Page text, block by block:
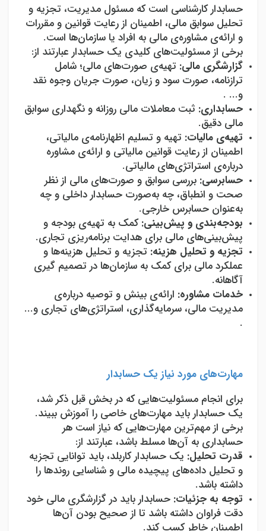
حسابدار کارشناسی است که مسئول مدیریت، تجزیه و
تحلیل سوابق مالی، اطمینان از رعایت قوانین و مقررات
و ارائه‌ی مشاوره‌ی مالی به افراد یا سازمان‌ها است.
برخی از مسئولیت‌های کلیدی یک حسابدار عبارتند از:
گزارشگری مالی: تهیهی صورت‌های مالی؛ شامل
ترازنامه، صورت سود و زیان، صورت جریان وجوه نقد
و... .
حسابداری: ثبت معاملات مالی روزانه و نگهداری سوابق
مالی دقیق.
تهیهی مالیات: تهیه و تسلیم اظهارنامه‌ی مالیاتی،
اطمینان از رعایت قوانین مالیاتی و ارائه‌ی مشاوره
درباره‌ی استراتژی‌های مالیاتی.
حسابرسی: بررسی سوابق و صورت‌های مالی از نظر
صحت و انطباق، چه به‌صورت حسابدار داخلی و چه
به‌عنوان حسابرس خارجی.
بودجهبندی و پیش‌بینی:کمک به تهیهی بودجه و
پیش‌بینی‌های مالی برای هدایت برنامه‌ریزی تجاری.
تجزیه و تحلیل هزینه: تجزیه و تحلیل هزینه‌ها و
عملکرد مالی برای کمک به سازمان‌ها در تصمیم گیری
آگاهانه.
خدمات مشاوره: ارائه‌ی بینش و توصیه درباره‌ی
مدیریت مالی، سرمایهگذاری، استراتژی‌های تجاری و...
.
مهارت‌های مورد نیاز یک حسابدار
برای انجام مسئولیت‌هایی که در بخش قبل ذکر شد،
یک حسابدار باید مهارت‌های خاصی را آموزش ببیند.
برخی از مهم‌ترین مهارت‌هایی که نیاز است هر
حسابداری به آن‌ها مسلط باشد، عبارتند از:
قدرت تحلیل: یک حسابدار کاربلد، باید توانایی تجزیه
و تحلیل داده‌های پیچیده مالی و شناسایی روندها را
داشته باشد.
توجه به جزئیات: حسابدار باید در گزارشگری مالی خود
دقت فراوان داشته باشد تا از صحیح بودن آن‌ها
اطمینان خاطر کسب کند.